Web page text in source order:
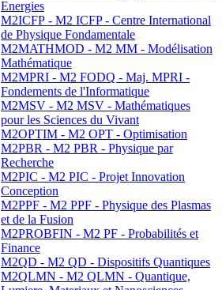
Energies
M2ICFP - M2 ICFP - Centre International
de Physique Fondamentale
M2MATHMOD - M2 MM - Modélisation
Mathématique
M2MPRI - M2 FODQ - Maj. MPRI -
Fondements de l'Informatique
M2MSV - M2 MSV - Mathématiques
pour les Sciences du Vivant
M2OPTIM - M2 OPT - Optimisation
M2PBR - M2 PBR - Physique par
Recherche
M2PIC - M2 PIC - Projet Innovation
Conception
M2PPF - M2 PPF - Physique des Plasmas
et de la Fusion
M2PROBFIN - M2 PF - Probabilités et
Finance
M2QD - M2 QD - Dispositifs Quantiques
M2QLMN - M2 QLMN - Quantique,